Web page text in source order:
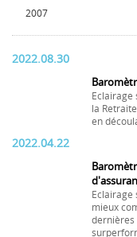
2007
2022.08.30
Eclairage
la
en
2022.04.22
Eclairage
mieux
dernières